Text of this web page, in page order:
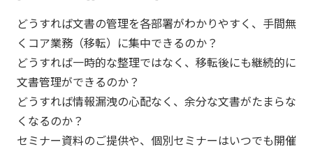
どうすれば文書の管理を各部署がわかりやすく、手間無
くコア業務（移転）に集中できるのか？
どうすれば一時的な整理ではなく、移転後にも継続的に
文書管理ができるのか？
どうすれば情報漏洩の心配なく、余分な文書がたまらな
くなるのか？
セミナー資料のご提供や、個別セミナーはいつでも開催